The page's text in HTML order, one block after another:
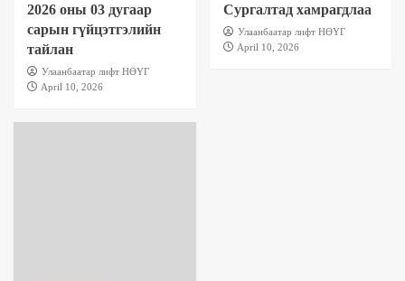
2026 оны 03 дугаар
сарын гүйцэтгэлийн
тайлан
Улаанбаатар лифт НӨҮГ
April 10, 2026
Сургалтад хамрагдлаа
Улаанбаатар лифт НӨҮГ
April 10, 2026